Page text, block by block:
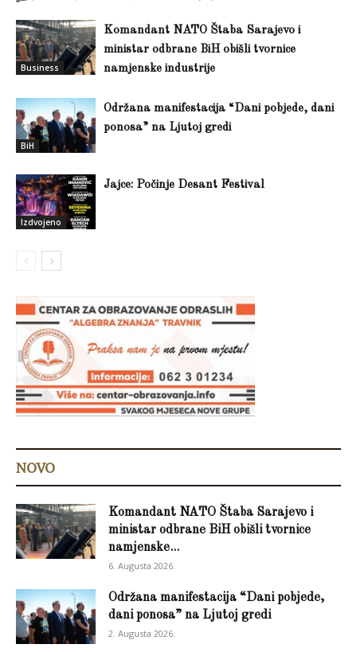
Business
Komandant NATO Štaba Sarajevo i
ministar odbrane BiH obišli tvornice
namjenske industrije
BiH
Održana manifestacija “Dani pobjede, dani
ponosa” na Ljutoj gredi
Izdvojeno
Jajce: Počinje Desant Festival
NOVO
Komandant NATO Štaba Sarajevo i
ministar odbrane BiH obišli tvornice
namjenske...
6. Augusta 2026.
Održana manifestacija “Dani pobjede,
dani ponosa” na Ljutoj gredi
2. Augusta 2026.